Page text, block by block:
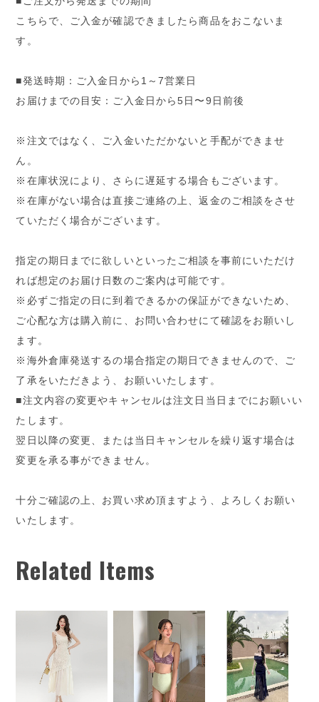
こちらで、ご入金が確認できましたら商品をおこないま
す。
■発送時期：ご入金日から1～7営業日
お届けまでの目安：ご入金日から5日〜9日前後
※注文ではなく、ご入金いただかないと手配ができませ
ん。
※在庫状況により、さらに遅延する場合もございます。
※在庫がない場合は直接ご連絡の上、返金のご相談をさせ
ていただく場合がございます。
指定の期日までに欲しいといったご相談を事前にいただけ
れば想定のお届け日数のご案内は可能です。
※必ずご指定の日に到着できるかの保証ができないため、
ご心配な方は購入前に、お問い合わせにて確認をお願いし
ます。
※海外倉庫発送するの場合指定の期日できませんので、ご
了承をいただきよう、お願いいたします。
■注文内容の変更やキャンセルは注文日当日までにお願いい
たします。
翌日以降の変更、または当日キャンセルを繰り返す場合は
変更を承る事ができません。
十分ご確認の上、お買い求め頂ますよう、よろしくお願い
いたします。
Related Items